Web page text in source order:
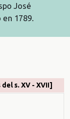
José
1789.
s. XV - XVII]